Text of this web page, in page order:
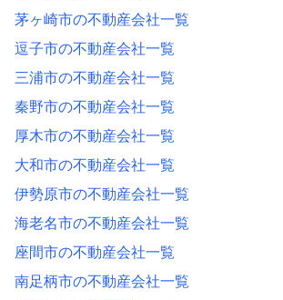
茅ヶ崎市の不動産会社一覧
逗子市の不動産会社一覧
三浦市の不動産会社一覧
秦野市の不動産会社一覧
厚木市の不動産会社一覧
大和市の不動産会社一覧
伊勢原市の不動産会社一覧
海老名市の不動産会社一覧
座間市の不動産会社一覧
南足柄市の不動産会社一覧